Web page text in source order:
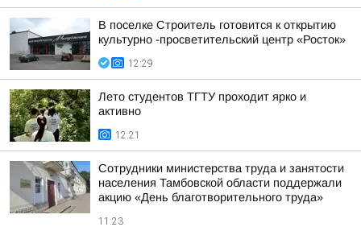
В поселке Строитель готовится к открытию
культурно -просветительский центр «Росток»
12:29
Лето студентов ТГТУ проходит ярко и
активно
12:21
Сотрудники министерства труда и занятости
населения Тамбовской области поддержали
акцию «День благотворительного труда»
11:23